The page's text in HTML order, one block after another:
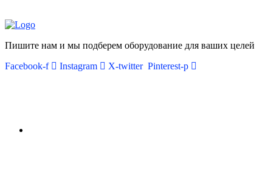
Пишите нам и мы подберем оборудование для ваших целей
Facebook-f
Instagram X-twitter Pinterest-p